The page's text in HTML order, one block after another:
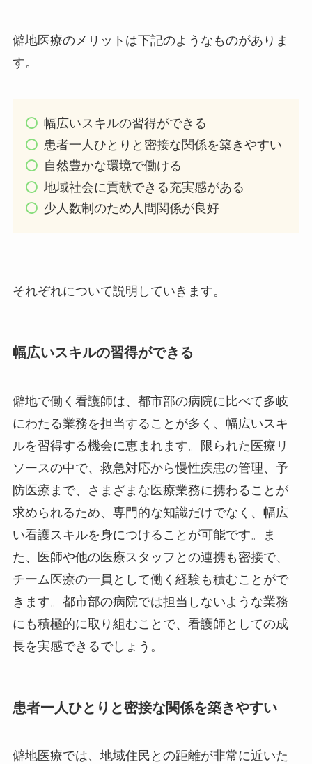
僻地医療のメリットは下記のようなものがありま
す。
幅広いスキルの習得ができる
患者一人ひとりと密接な関係を築きやすい
自然豊かな環境で働ける
地域社会に貢献できる充実感がある
少人数制のため人間関係が良好
それぞれについて説明していきます。
幅広いスキルの習得ができる
僻地で働く看護師は、都市部の病院に比べて多岐
にわたる業務を担当することが多く、幅広いスキ
ルを習得する機会に恵まれます。限られた医療リ
ソースの中で、救急対応から慢性疾患の管理、予
防医療まで、さまざまな医療業務に携わることが
求められるため、専門的な知識だけでなく、幅広
い看護スキルを身につけることが可能です。ま
た、医師や他の医療スタッフとの連携も密接で、
チーム医療の一員として働く経験も積むことがで
きます。都市部の病院では担当しないような業務
にも積極的に取り組むことで、看護師としての成
長を実感できるでしょう。
患者一人ひとりと密接な関係を築きやすい
僻地医療では、地域住民との距離が非常に近いた